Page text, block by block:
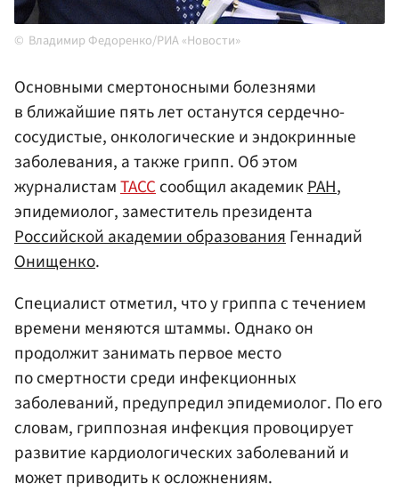
Владимир Федоренко/РИА «Новости»
Основными смертоносными болезнями
в ближайшие пять лет останутся сердечно-
сосудистые, онкологические и эндокринные
заболевания, а также грипп. Об этом
журналистамТАССсообщил академикРАН,
эпидемиолог, заместитель президента
Российской академии образованияГеннадий
Онищенко.
Специалист отметил, что у гриппа с течением
времени меняются штаммы. Однако он
продолжит занимать первое место
по смертности среди инфекционных
заболеваний, предупредил эпидемиолог. По его
словам, гриппозная инфекция провоцирует
развитие кардиологических заболеваний и
может приводить к осложнениям.